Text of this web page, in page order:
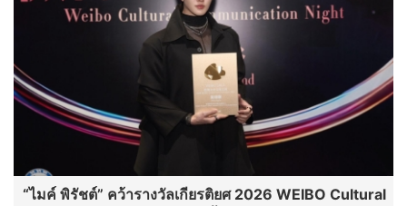
“ไมค์ พิรัชต์” คว้ารางวัลเกียรติยศ 2026 WEIBO Cultural